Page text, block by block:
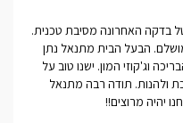
בדקה האחרונה מסיבת טכנית.
הבעל הבית מתנאל נתן
וג'קוזי המון. ישנו טוב על
ולהנות. תודה רבה מתנאל
יהיה מרוצים!!